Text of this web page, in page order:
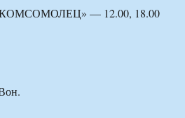
— 12.00, 18.00